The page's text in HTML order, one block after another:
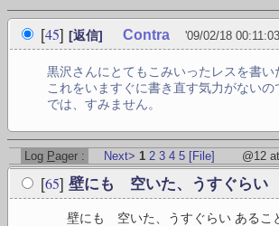
[45] [返信] Contra '09/02/18 00:11:03
黒沢さんにとてもこみいったレスを書
これをいますぐに書き直す気力がないの
では、すみません。
Log Pager : Next> 1 2 3 4 5 [File] @12
[65] 壁にも 空いた、うすぐらい
壁にも 空いた、うすぐらい あるこ